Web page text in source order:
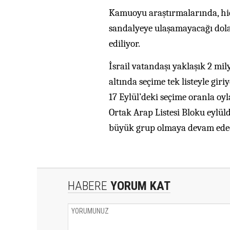
Kamuoyu araştırmalarında,
sandalyeye ulaşamayacağı
ediliyor.
İsrail vatandaşı yaklaşık 2
altında seçime tek listeyle
17 Eylül’deki seçime oranla
Ortak Arap Listesi Bloku
büyük grup olmaya devam
HABERE YORUM KAT